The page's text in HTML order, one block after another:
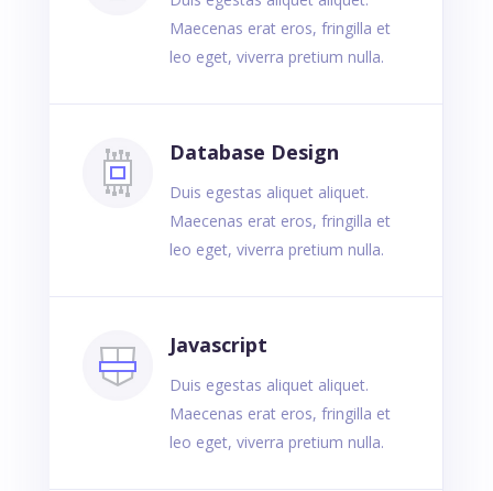
Maecenas erat eros, fringilla et
leo eget, viverra pretium nulla.
Database Design
Duis egestas aliquet aliquet.
Maecenas erat eros, fringilla et
leo eget, viverra pretium nulla.
Javascript
Duis egestas aliquet aliquet.
Maecenas erat eros, fringilla et
leo eget, viverra pretium nulla.